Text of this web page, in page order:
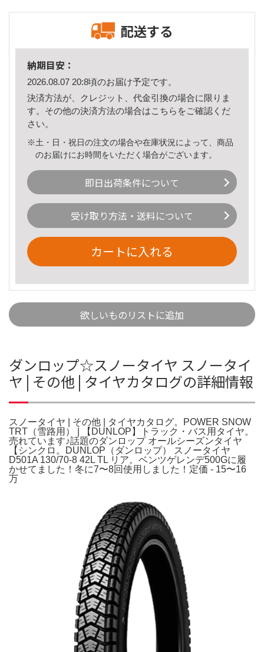
配送する
納期目安：
2026.08.07 20:8頃のお届け予定です。
決済方法が、クレジット、代金引換の場合に限りま
す。その他の決済方法の場合はこちら をご確認くだ
さい。
※土・日・祝日の注文の場合や在庫状況によって、商品
のお届けにお時間をいただく場合がございます。
即日出荷条件について
受け取り方法・送料について
カートに入れる
欲しいものリストに追加
ダンロップ☆スノータイヤ スノータイ
ヤ | その他 | タイヤカタログの詳細情報
スノータイヤ | その他 | タイヤカタログ。POWER SNOW
TRT（雪路用） | 【DUNLOP】トラック・バス用タイヤ。
売れています♪話題のダンロップ オールシーズンタイヤ
【シンクロ。DUNLOP（ダンロップ） スノータイヤ
D501A 130/70-8 42L TL リア。ベンツゲレンデ500Gに履
かせてました！冬に7〜8回使用しました！定価 - 15〜16
万